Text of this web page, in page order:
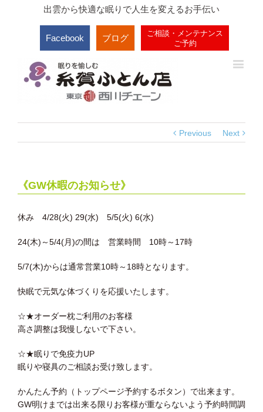
出雲から快適な眠りで人生を変えるお手伝い
Facebook ブログ
ご相談・メンテナンス
ご予約
Previous Next
《GW休暇のお知らせ》
休み 4/28(火) 29(水) 5/5(火) 6(水)
24(木)～5/4(月)の間は 営業時間 10時～17時
5/7(木)からは通常営業10時～18時となります。
快眠で元気な体づくりを応援いたします。
☆★オーダー枕ご利用のお客様
高さ調整は我慢しないで下さい。
☆★眠りで免疫力UP
眠りや寝具のご相談お受け致します。
かんたん予約（トップページ予約するボタン）で出来ます。
GW明けまでは出来る限りお客様が重ならないよう予約時間調